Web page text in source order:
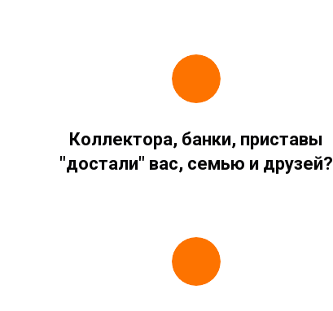
Коллектора, банки, приставы
"достали" вас, семью и друзей?